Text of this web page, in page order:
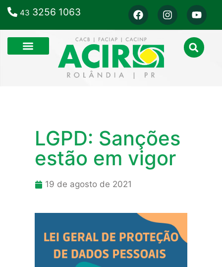
43 3256 1063
LGPD: Sanções
estão em vigor
19 de agosto de 2021